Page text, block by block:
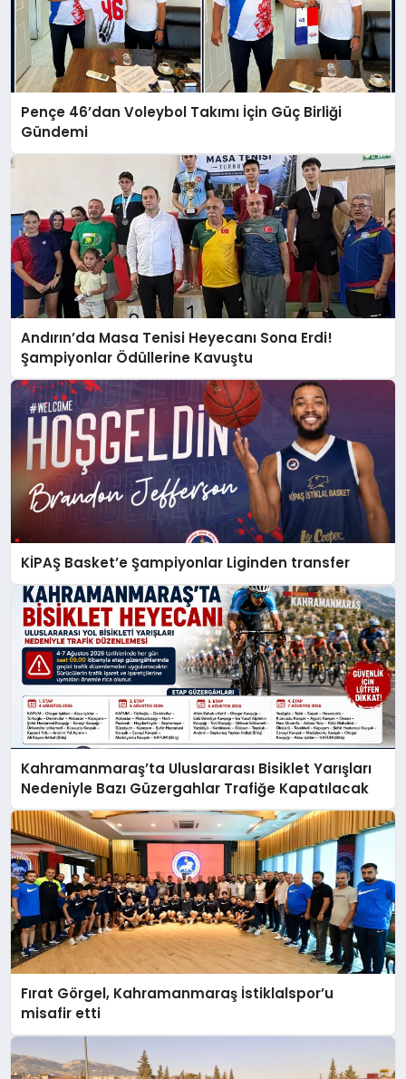
Pençe 46’dan Voleybol Takımı İçin Güç Birliği
Gündemi
Andırın’da Masa Tenisi Heyecanı Sona Erdi!
Şampiyonlar Ödüllerine Kavuştu
KİPAŞ Basket’e Şampiyonlar Liginden transfer
Kahramanmaraş’ta Uluslararası Bisiklet Yarışları
Nedeniyle Bazı Güzergahlar Trafiğe Kapatılacak
Fırat Görgel, Kahramanmaraş İstiklalspor’u
misafir etti